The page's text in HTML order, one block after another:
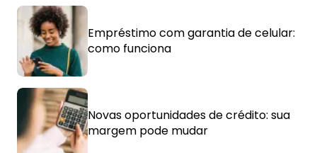
Empréstimo com garantia de celular:
como funciona
Novas oportunidades de crédito: sua
margem pode mudar